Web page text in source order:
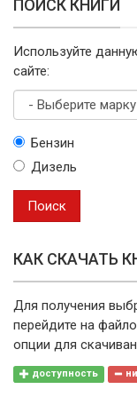
ПОИСК КНИГИ
Используйте
сайте:
маркуБензин
Дизель
Поиск
КАК СКАЧАТЬ
Для получения
перейдите на
опции для
доступность